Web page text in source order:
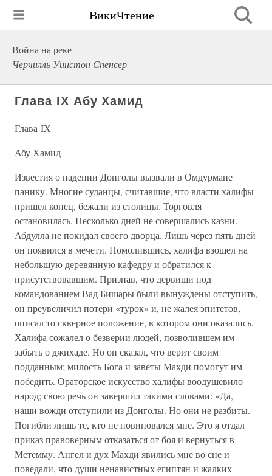
ВикиЧтение
Война на реке
Черчилль Уинстон Спенсер
Глава IX Абу Хамид
Глава IX
Абу Хамид
Известия о падении Донголы вызвали в Омдурмане
панику. Многие суданцы, считавшие, что власти халифы
пришел конец, бежали из столицы. Торговля
остановилась. Несколько дней не совершались казни.
Абдулла не покидал своего дворца. Лишь через пять дней
он появился в мечети. Помолившись, халифа взошел на
небольшую деревянную кафедру и обратился к
присутствовавшим. Признав, что дервиши под
командованием Вад Бишары были вынуждены отступить,
он преувеличил потери «турок» и, не жалея эпитетов,
описал то скверное положение, в котором они оказались.
Халифа сожалел о безверии людей, позволившем им
забыть о джихаде. Но он сказал, что верит своим
подданным; милость Бога и заветы Махди помогут им
победить. Ораторское искусство халифы воодушевило
народ; свою речь он завершил такими словами: «Да,
наши вожди отступили из Донголы. Но они не разбиты.
Погибли лишь те, кто не повиновался мне. Это я отдал
приказ правоверным отказаться от боя и вернуться в
Метемму. Ангел и дух Махди явились мне во сне и
поведали, что души ненавистных египтян и жалких